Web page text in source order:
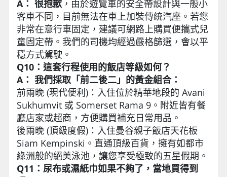
A： 很抱歉，由於遊覽車的安全帶設計與一般小
客車不同，目前無法在車上加裝傳統汽座。若您
非常在意行車固定，建議可網路上購買便攜式兒
童固定帶。我們的司機均經過嚴格篩選，會以平
穩方式駕駛。
Q10：這套行程使用的飯店等級如何？
A： 我們採取「前二後二」的黃金組合：
前兩晚 (現代便利)：入住位於精華地段的 Avani
Sukhumvit 或 Somerset Rama 9。附近皆有餐
廳店家或超商，方便購買補充日常用品。
後兩晚 (頂級度假)：入住曼谷親子飯店天花板
Siam Kempinski。直通頂級百貨，擁有如都市
綠洲般的絕美泳池，讓您享受極致的五星假期。
Q11：尿布或濕紙巾如果不夠了，當地買得到